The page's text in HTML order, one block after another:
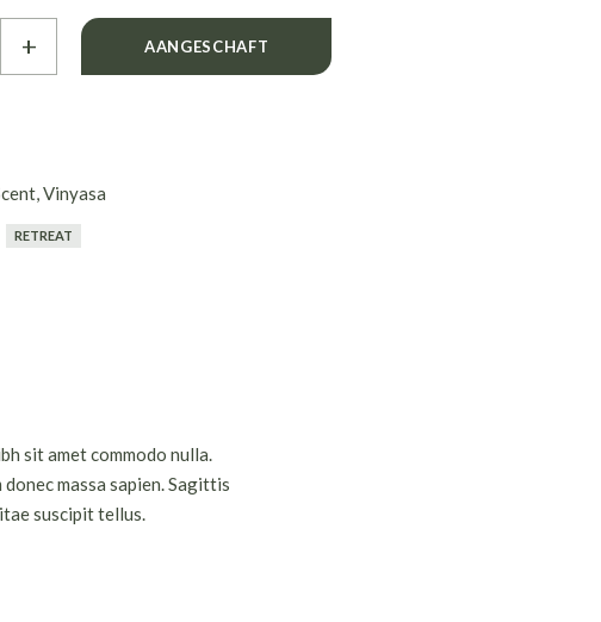
+ AANGESCHAFT
,Vinyasa
RETREAT
sit amet commodo nulla.
massa sapien. Sagittis
suscipit tellus.